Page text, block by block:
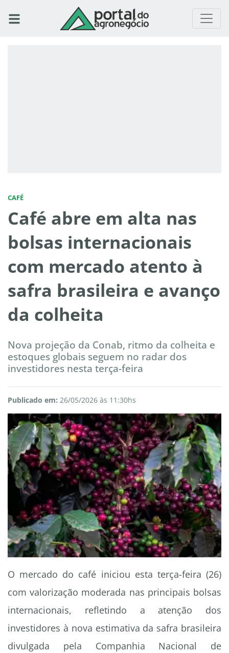
CAFÉ
Café abre em alta nas
bolsas internacionais
com mercado atento à
safra brasileira e avanço
da colheita
Nova projeção da Conab, ritmo da colheita e
estoques globais seguem no radar dos
investidores nesta terça-feira
Publicado em: 26/05/2026 às 11:30hs
O mercado do café iniciou esta terça-feira (26)
com valorização moderada nas principais bolsas
internacionais, refletindo a atenção dos
investidores à nova estimativa da safra brasileira
divulgada pela Companhia Nacional de